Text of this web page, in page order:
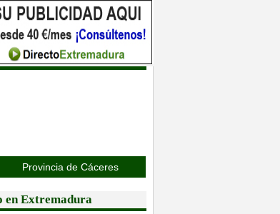
Provincia de Cáceres
en Extremadura